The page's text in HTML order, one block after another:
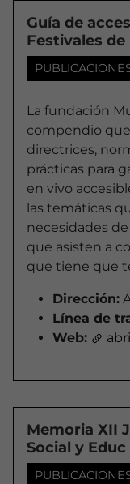
Guía de
Festivales de
La fundación
compendio
directrices,
prácticas para
en vivo
las temáticas
necesidades
que asisten a
que tiene que
Dirección:
Línea de
Web:
Memoria XII
Social y Educ